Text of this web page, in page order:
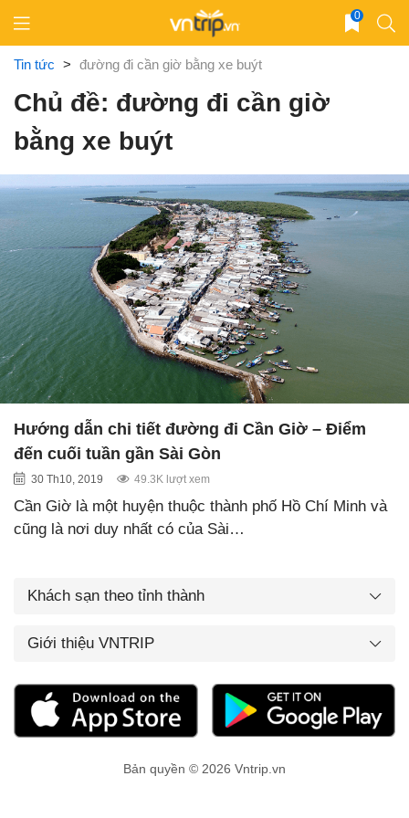
content
0
Tin tức > đường đi cần giờ bằng xe buýt
Chủ đề: đường đi cần giờ
bằng xe buýt
Hướng dẫn chi tiết đường đi Cần Giờ – Điểm
đến cuối tuần gần Sài Gòn
30 Th10, 2019 49.3K lượt xem
Cần Giờ là một huyện thuộc thành phố Hồ Chí Minh và
cũng là nơi duy nhất có của Sài…
Khách sạn theo tỉnh thành
Giới thiệu VNTRIP
Bản quyền © 2026 Vntrip.vn